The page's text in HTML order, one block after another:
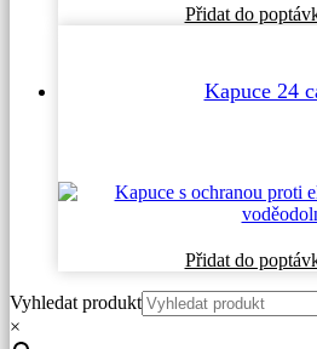
Přidat do
Kapuce 24
Přidat do
Vyhledat produkt
×